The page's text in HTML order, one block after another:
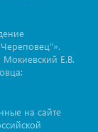
Е.В.
на сайте